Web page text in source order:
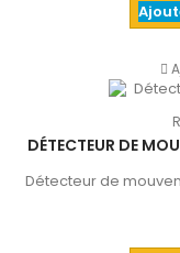
DÉTECTEUR DE
Détecteur de